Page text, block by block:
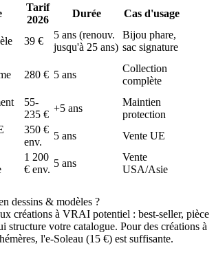
Tarif
2026
Durée Cas d'usage
39 €
5 ans (renouv.
jusqu'à 25 ans)
Bijou phare,
sac signature
280 € 5 ans
Collection
complète
55-
235 €
+5 ans
Maintien
protection
350 €
env.
5 ans
Vente UE
1 200
€ env.
5 ans
Vente
USA/Asie
dessins & modèles ?
créations à VRAI potentiel : best-seller, pièce
structure votre catalogue. Pour des créations à
l'e-Soleau (15 €) est suffisante.